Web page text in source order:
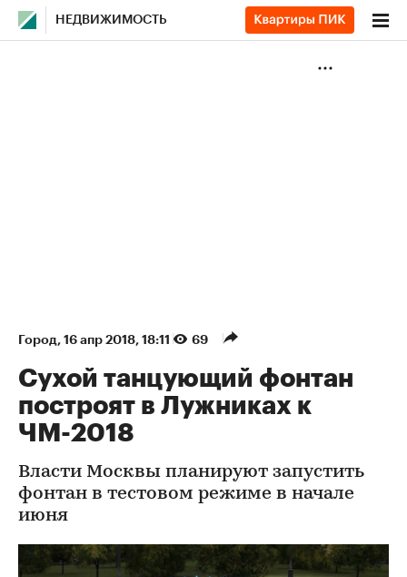
НЕДВИЖИМОСТЬ
Город⁠, 16 апр 2018, 18:11 69
Сухой танцующий фонтан
построят в Лужниках к
ЧМ-2018
Власти Москвы планируют запустить
фонтан в тестовом режиме в начале
июня